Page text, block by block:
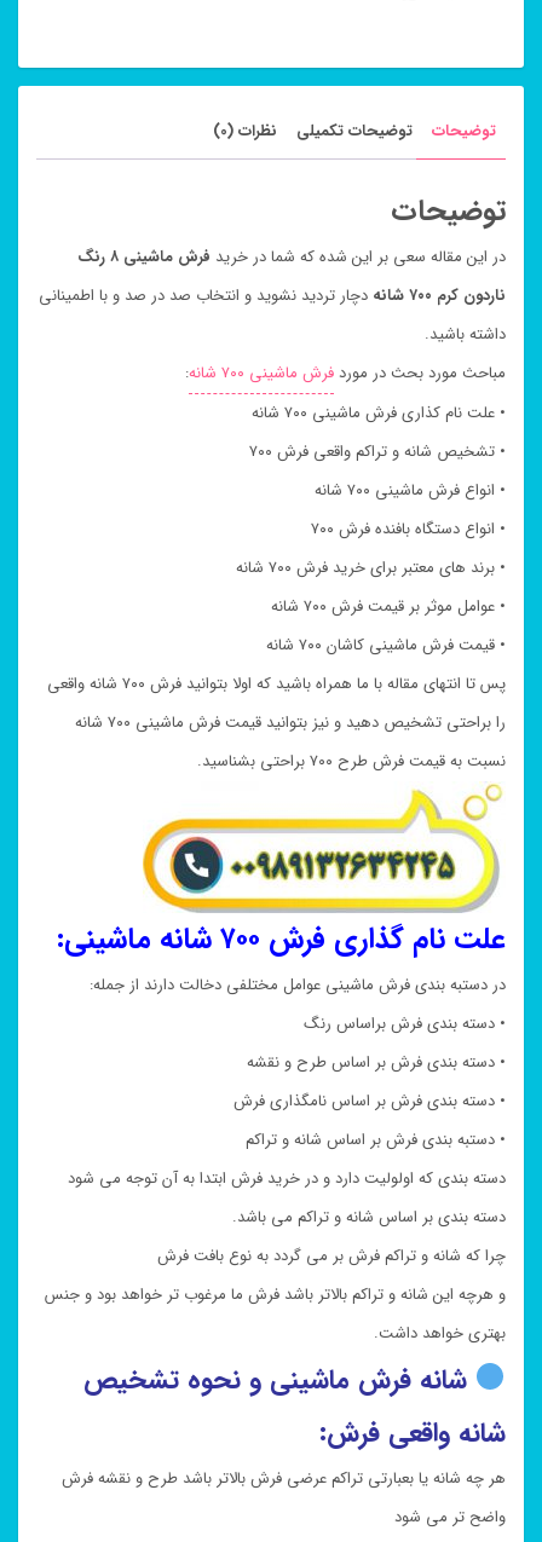
توضیحات توضیحات تکمیلی نظرات (0)
توضیحات
در این مقاله سعی بر این شده که شما در خرید
فرش ماشینی ۸ رنگ
ناردون کرم ۷۰۰ شانه
دچار تردید نشوید و انتخاب صد در صد و با اطمینانی
داشته باشید.
مباحث مورد بحث در موردفرش ماشینی ۷۰۰ شانه
:
• علت نام کذاری فرش ماشینی ۷۰۰ شانه
• تشخیص شانه و تراکم واقعی فرش ۷۰۰
• انواع فرش ماشینی ۷۰۰ شانه
• انواع دستگاه بافنده فرش ۷۰۰
• برند های معتبر برای خرید فرش ۷۰۰ شانه
• عوامل موثر بر قیمت فرش ۷۰۰ شانه
• قیمت فرش ماشینی کاشان ۷۰۰ شانه
پس تا انتهای مقاله با ما همراه باشید که اولا بتوانید فرش ۷۰۰ شانه واقعی
را براحتی تشخیص دهید و نیز بتوانید قیمت فرش ماشینی ۷۰۰ شانه
نسبت به قیمت فرش طرح ۷۰۰ براحتی بشناسید.
علت نام گذاری فرش ۷۰۰ شانه ماشینی:
در دستبه بندی فرش ماشینی عوامل مختلفی دخالت دارند از جمله:
• دسته بندی فرش براساس رنگ
• دسته بندی فرش بر اساس طرح و نقشه
• دسته بندی فرش بر اساس نامگذاری فرش
• دستبه بندی فرش بر اساس شانه و تراکم
دسته بندی که اولولیت دارد و در خرید فرش ابتدا به آن توجه می شود
دسته بندی بر اساس شانه و تراکم می باشد.
چرا که شانه و تراکم فرش بر می گردد به نوع بافت فرش
و هرچه این شانه و تراکم بالاتر باشد فرش ما مرغوب تر خواهد بود و جنس
بهتری خواهد داشت.
شانه فرش ماشینی و نحوه تشخیص
شانه واقعی فرش:
هر چه شانه یا بعبارتی تراکم عرضی فرش بالاتر باشد طرح و نقشه فرش
واضح تر می شود